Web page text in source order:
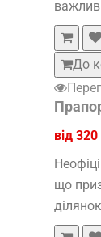
До
від 320
що